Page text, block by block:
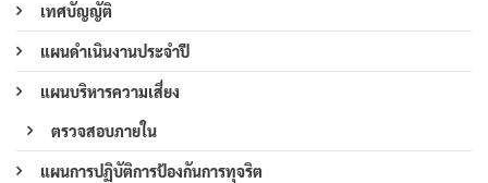
เทศบัญญัติ
แผนดำเนินงานประจำปี
แผนบริหารความเสี่ยง
ตรวจสอบภายใน
แผนการปฏิบัติการป้องกันการทุจริต